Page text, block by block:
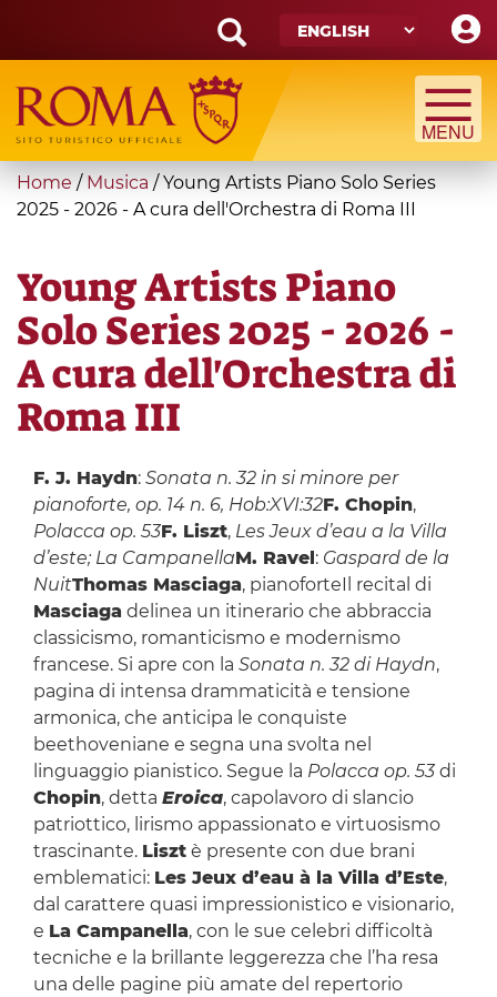
main
content
Search
form
Search
You
are
Home / Musica /Young Artists Piano Solo Series
2025 - 2026 - A cura dell'Orchestra di Roma III
Young Artists Piano
Solo Series 2025 - 2026 -
A cura dell'Orchestra di
Roma III
F. J. Haydn: Sonata n. 32 in si minore per
pianoforte, op. 14 n. 6, Hob:XVI:32F. Chopin,
Polacca op. 53F. Liszt, Les Jeux d’eau a la Villa
d’este; La CampanellaM. Ravel : Gaspard de la
NuitThomas Masciaga, pianoforteIl recital di
Masciaga delinea un itinerario che abbraccia
classicismo, romanticismo e modernismo
francese. Si apre con la Sonata n. 32 di Haydn,
pagina di intensa drammaticità e tensione
armonica, che anticipa le conquiste
beethoveniane e segna una svolta nel
linguaggio pianistico. Segue la Polacca op. 53di
Chopin, detta Eroica, capolavoro di slancio
patriottico, lirismo appassionato e virtuosismo
trascinante. Lisztè presente con due brani
emblematici: Les Jeux d’eau à la Villa d’Este,
dal carattere quasi impressionistico e visionario,
e La Campanella, con le sue celebri difficoltà
tecniche e la brillante leggerezza che l’ha resa
una delle pagine più amate del repertorio